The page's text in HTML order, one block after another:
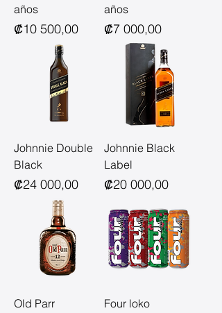
años
Precio
₡10 500,00
años
Precio
₡7 000,00
Johnnie Double
Black
Precio
₡24 000,00
Johnnie Black
Label
Precio
₡20 000,00
Old Parr Four loko